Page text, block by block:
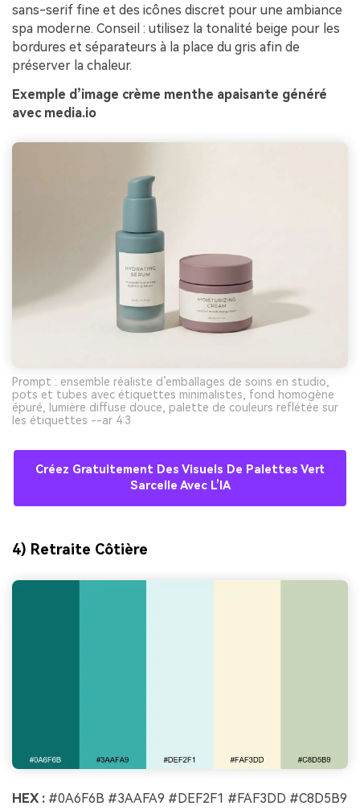
sans-serif fine et des icônes discret pour une ambiance
spa moderne. Conseil : utilisez la tonalité beige pour les
bordures et séparateurs à la place du gris afin de
préserver la chaleur.
Exemple d’image crème menthe apaisante généré
avec media.io
Prompt : ensemble réaliste d’emballages de soins en studio,
pots et tubes avec étiquettes minimalistes, fond homogène
épuré, lumière diffuse douce, palette de couleurs reflétée sur
les étiquettes --ar 4:3
Créez Gratuitement Des Visuels De Palettes Vert
Sarcelle Avec L’IA
4) Retraite Côtière
HEX : #0A6F6B #3AAFA9 #DEF2F1 #FAF3DD #C8D5B9